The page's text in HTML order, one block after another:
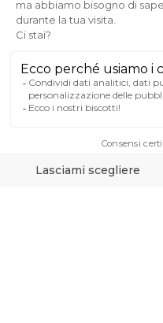
A PROPOSITO DI MILIBOO
AIUTO & CONTATTO